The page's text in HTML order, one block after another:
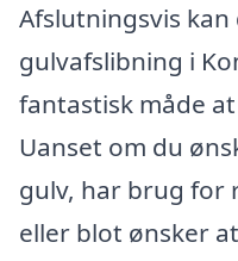
Afslutningsvis
gulvafslibning i
fantastisk måde
Uanset om du
gulv, har brug for
eller blot ønsker